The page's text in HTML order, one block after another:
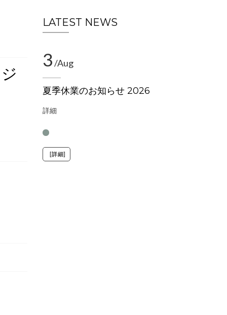
LATEST NEWS
3/Aug
夏季休業のお知らせ 2026
詳細
[詳細]